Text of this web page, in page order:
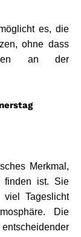
ohne dass
an der
Merkmal,
finden ist. Sie
Tageslicht
Die